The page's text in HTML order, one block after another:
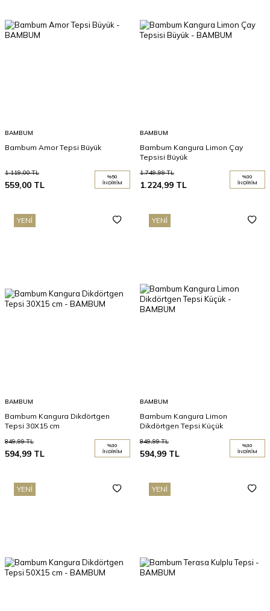
BAMBUM
Bambum Amor Tepsi Büyük
1.119,00TL
559,00 TL
%50
İNDIRIM
BAMBUM
Bambum Kangura Limon Çay
Tepsisi Büyük
1.749,99TL
1.224,99 TL
%30
İNDIRIM
YENI
BAMBUM
Bambum Kangura Dikdörtgen
Tepsi 30X15 cm
849,99TL
594,99 TL
%30
İNDIRIM
YENI
BAMBUM
Bambum Kangura Limon
Dikdörtgen Tepsi Küçük
849,99TL
594,99 TL
%30
İNDIRIM
YENI YENI